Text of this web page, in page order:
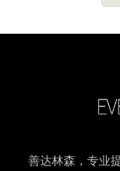
善达林森，专业